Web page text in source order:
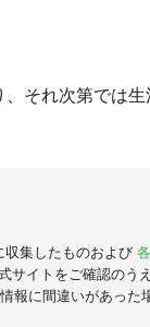
それ次第では
収集したものおよび
サイトをご確認の
報に間違いがあった